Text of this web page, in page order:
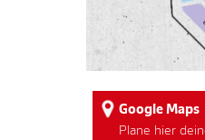
Google Maps
Plane hier